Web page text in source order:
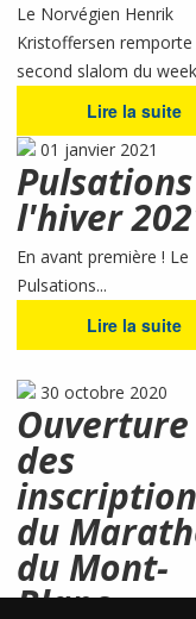
Le Norvégien Henrik
Kristoffersen remporte
second slalom du
Lire la suite
01 janvier 2021
l'hiver
En avant première ! Le
Pulsations...
Lire la suite
30 octobre 2020
Ouverture
des
du
du Mont-
Blanc